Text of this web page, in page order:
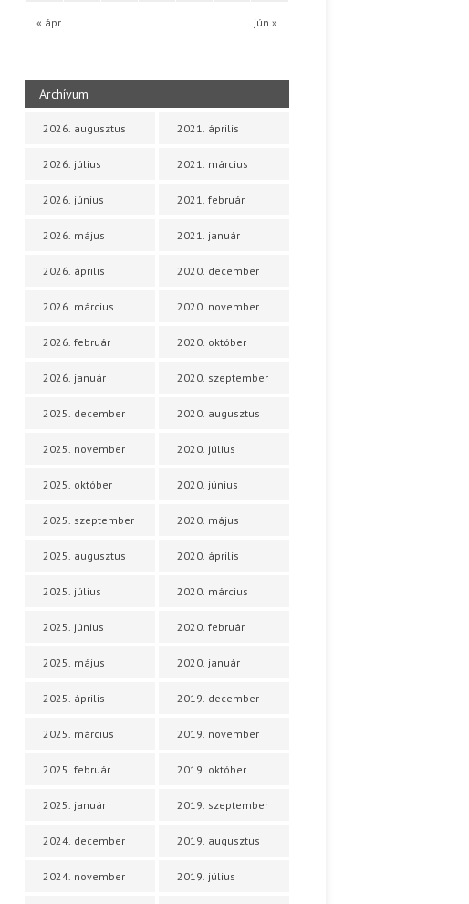
« ápr jún »
Archívum
2026. augusztus
2026. július
2026. június
2026. május
2026. április
2026. március
2026. február
2026. január
2025. december
2025. november
2025. október
2025. szeptember
2025. augusztus
2025. július
2025. június
2025. május
2025. április
2025. március
2025. február
2025. január
2024. december
2024. november
2021. április
2021. március
2021. február
2021. január
2020. december
2020. november
2020. október
2020. szeptember
2020. augusztus
2020. július
2020. június
2020. május
2020. április
2020. március
2020. február
2020. január
2019. december
2019. november
2019. október
2019. szeptember
2019. augusztus
2019. július